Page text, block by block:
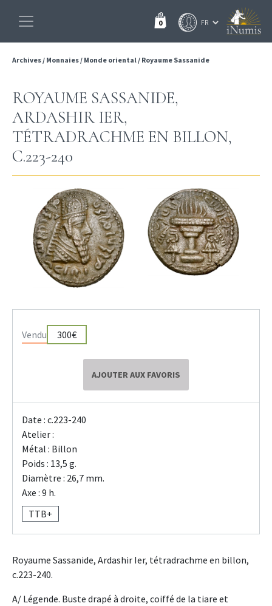
0
Archives/ Monnaies/ Monde oriental/ Royaume Sassanide
ROYAUME SASSANIDE,
ARDASHIR IER,
TÉTRADRACHME EN BILLON,
C.223-240
Vendu 300€
AJOUTER AUX FAVORIS
Date : c.223-240
Atelier :
Métal : Billon
Poids : 13,5 g.
Diamètre : 26,7 mm.
Axe : 9 h.
TTB+
Royaume Sassanide, Ardashir Ier, tétradrachme en billon,
c.223-240.
A/ Légende. Buste drapé à droite, coiffé de la tiare et